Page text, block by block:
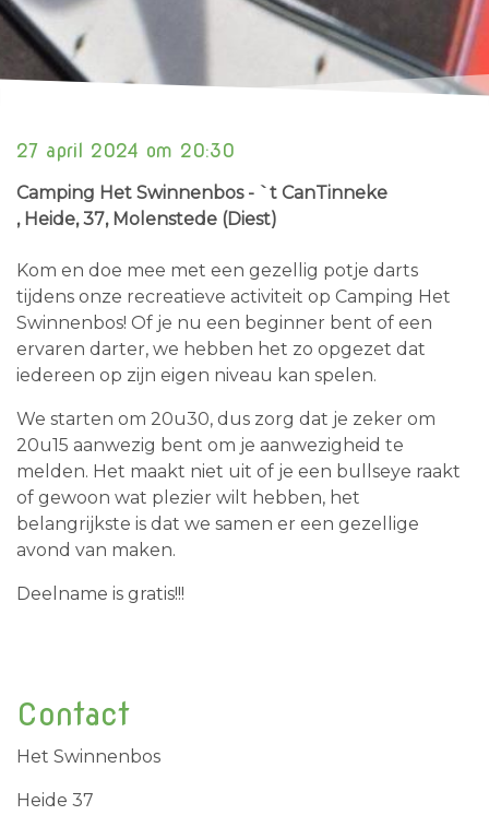
27 april 2024 om 20:30
Camping Het Swinnenbos - `t CanTinneke
, Heide, 37, Molenstede (Diest)
Kom en doe mee met een gezellig potje darts
tijdens onze recreatieve activiteit op Camping Het
Swinnenbos! Of je nu een beginner bent of een
ervaren darter, we hebben het zo opgezet dat
iedereen op zijn eigen niveau kan spelen.
We starten om 20u30, dus zorg dat je zeker om
20u15 aanwezig bent om je aanwezigheid te
melden. Het maakt niet uit of je een bullseye raakt
of gewoon wat plezier wilt hebben, het
belangrijkste is dat we samen er een gezellige
avond van maken.
Deelname is gratis!!!
Contact
Het Swinnenbos
Heide 37